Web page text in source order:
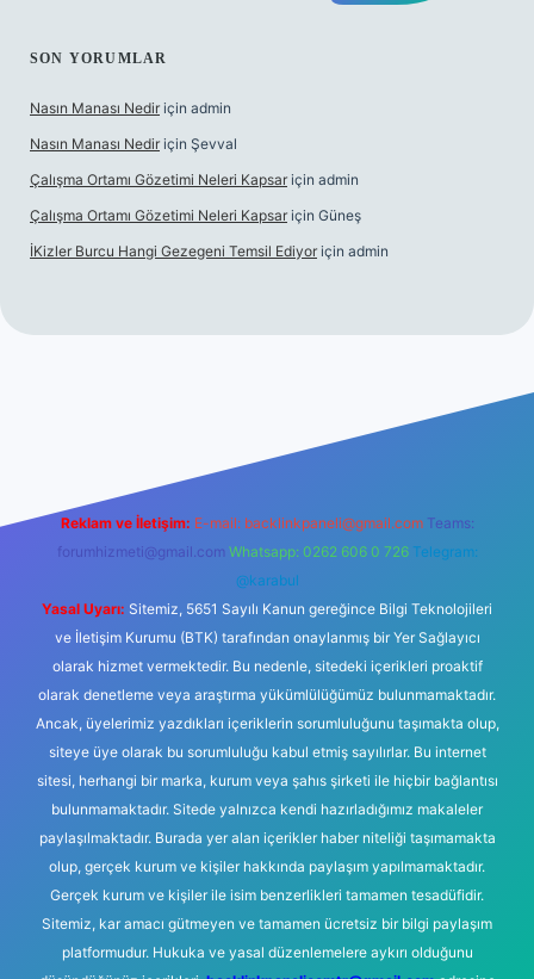
SON YORUMLAR
Nasın Manası Nedir için admin
Nasın Manası Nedir için Şevval
Çalışma Ortamı Gözetimi Neleri Kapsar için admin
Çalışma Ortamı Gözetimi Neleri Kapsar için Güneş
İKizler Burcu Hangi Gezegeni Temsil Ediyor için admin
Reklam ve İletişim: E-mail: backlinkpaneli@gmail.com Teams:
forumhizmeti@gmail.com Whatsapp: 0262 606 0 726 Telegram:
@karabul
Yasal Uyarı: Sitemiz, 5651 Sayılı Kanun gereğince Bilgi Teknolojileri
ve İletişim Kurumu (BTK) tarafından onaylanmış bir Yer Sağlayıcı
olarak hizmet vermektedir. Bu nedenle, sitedeki içerikleri proaktif
olarak denetleme veya araştırma yükümlülüğümüz bulunmamaktadır.
Ancak, üyelerimiz yazdıkları içeriklerin sorumluluğunu taşımakta olup,
siteye üye olarak bu sorumluluğu kabul etmiş sayılırlar. Bu internet
sitesi, herhangi bir marka, kurum veya şahıs şirketi ile hiçbir bağlantısı
bulunmamaktadır. Sitede yalnızca kendi hazırladığımız makaleler
paylaşılmaktadır. Burada yer alan içerikler haber niteliği taşımamakta
olup, gerçek kurum ve kişiler hakkında paylaşım yapılmamaktadır.
Gerçek kurum ve kişiler ile isim benzerlikleri tamamen tesadüfidir.
Sitemiz, kar amacı gütmeyen ve tamamen ücretsiz bir bilgi paylaşım
platformudur. Hukuka ve yasal düzenlemelere aykırı olduğunu